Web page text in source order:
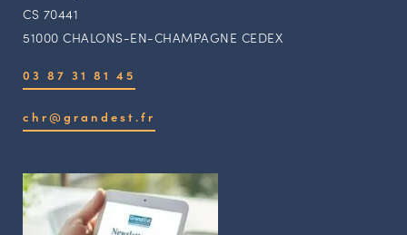
CS 70441
51000 CHALONS-EN-CHAMPAGNE CEDEX
03 87 31 81 45
chr@grandest.fr